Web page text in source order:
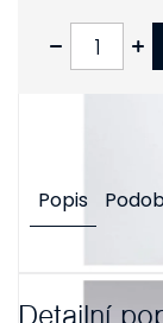
Popis
Detailní